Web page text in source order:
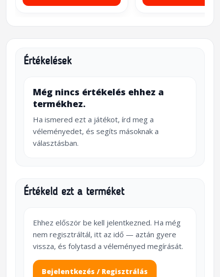
Értékelések
Még nincs értékelés ehhez a
termékhez.
Ha ismered ezt a játékot, írd meg a
véleményedet, és segíts másoknak a
választásban.
Értékeld ezt a terméket
Ehhez először be kell jelentkezned. Ha még
nem regisztráltál, itt az idő — aztán gyere
vissza, és folytasd a véleményed megírását.
Bejelentkezés / Regisztrálás